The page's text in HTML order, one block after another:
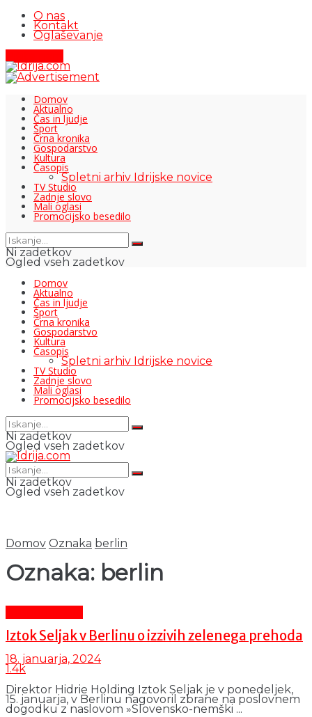
O nas
Kontakt
Oglaševanje
Domov
Aktualno
Čas in ljudje
Šport
Črna kronika
Gospodarstvo
Kultura
Časopis
Spletni arhiv Idrijske novice
TV Studio
Zadnje slovo
Mali oglasi
Promocijsko besedilo
Ni zadetkov
Ogled vseh zadetkov
Domov
Aktualno
Čas in ljudje
Šport
Črna kronika
Gospodarstvo
Kultura
Časopis
Spletni arhiv Idrijske novice
TV Studio
Zadnje slovo
Mali oglasi
Promocijsko besedilo
Ni zadetkov
Ogled vseh zadetkov
Ni zadetkov
Ogled vseh zadetkov
Domov Oznaka berlin
Oznaka: berlin
Iztok Seljak v Berlinu o izzivih zelenega prehoda
18. januarja, 2024
1.4k
Direktor Hidrie Holding Iztok Seljak je v ponedeljek,
15. januarja, v Berlinu nagovoril zbrane na poslovnem
dogodku z naslovom »Slovensko-nemški ...